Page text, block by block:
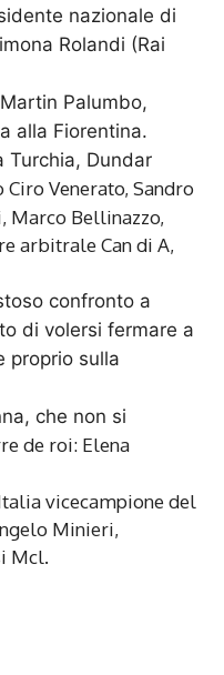
nazionale di
Rolandi (Rai
Palumbo,
alla Fiorentina.
Turchia, Dundar
Venerato, Sandro
Marco Bellinazzo,
arbitrale Can di A,
confronto a
di volersi fermare a
proprio sulla
che non si
de roi: Elena
vicecampione del
Minieri,
Mcl.